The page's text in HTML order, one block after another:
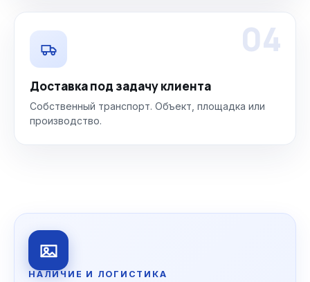
04
Доставка под задачу клиента
Собственный транспорт. Объект, площадка или
производство.
НАЛИЧИЕ И ЛОГИСТИКА